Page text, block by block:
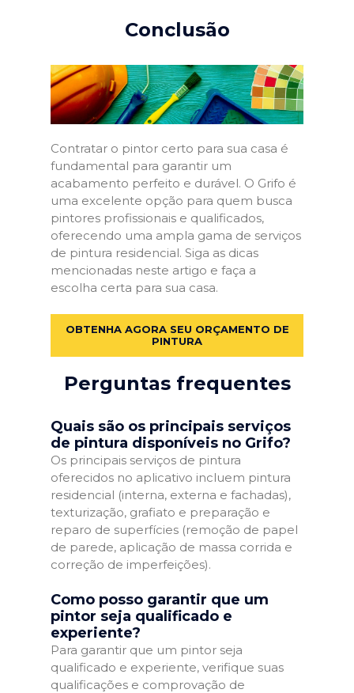
Conclusão
Contratar o pintor certo para sua casa é
fundamental para garantir um
acabamento perfeito e durável. O Grifo é
uma excelente opção para quem busca
pintores profissionais e qualificados,
oferecendo uma ampla gama de serviços
de pintura residencial. Siga as dicas
mencionadas neste artigo e faça a
escolha certa para sua casa.
OBTENHA AGORA SEU ORÇAMENTO DE
PINTURA
Perguntas frequentes
Quais são os principais serviços
de pintura disponíveis no Grifo?
Os principais serviços de pintura
oferecidos no aplicativo incluem pintura
residencial (interna, externa e fachadas),
texturização, grafiato e preparação e
reparo de superfícies (remoção de papel
de parede, aplicação de massa corrida e
correção de imperfeições).
Como posso garantir que um
pintor seja qualificado e
experiente?
Para garantir que um pintor seja
qualificado e experiente, verifique suas
qualificações e comprovação de